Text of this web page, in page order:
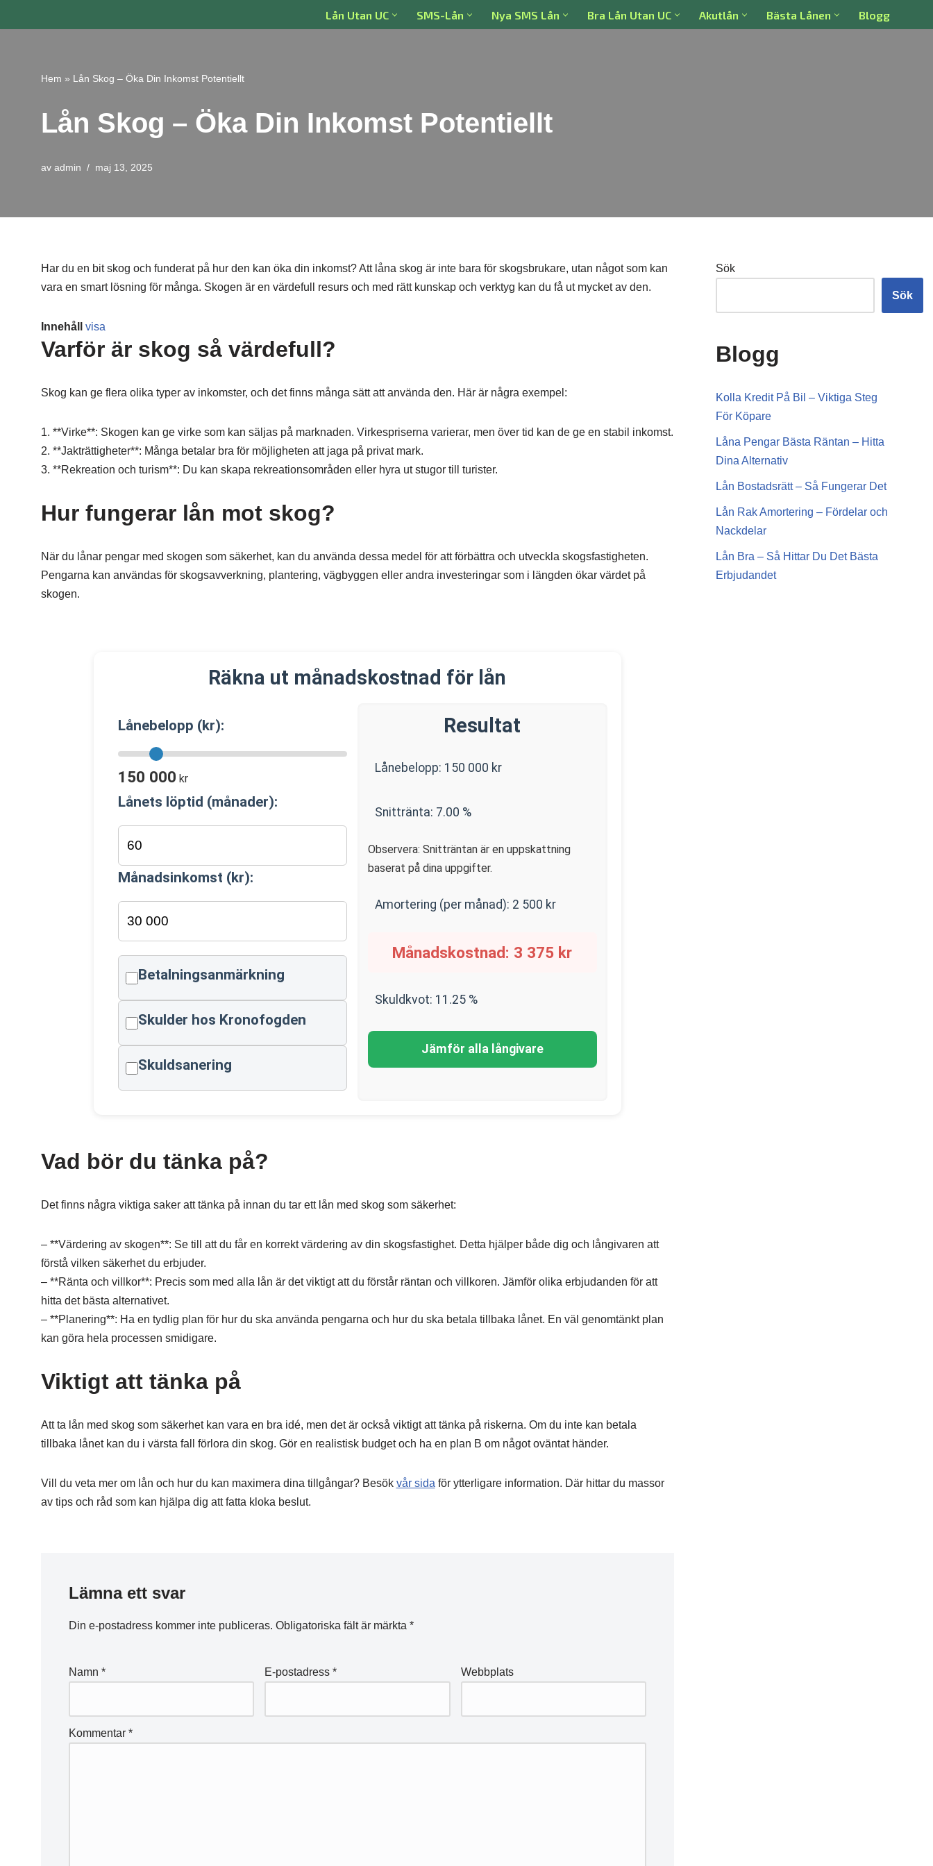
innehåll
Lån Utan UC SMS-Lån Nya SMS Lån Bra Lån Utan UC Akutlån Bästa Lånen Blogg
Hem » Lån Skog – Öka Din Inkomst Potentiellt
Lån Skog – Öka Din Inkomst Potentiellt
av admin maj 13, 2025
Har du en bit skog och funderat på hur den kan öka din inkomst? Att låna skog är inte bara för skogsbrukare, utan något som kan
vara en smart lösning för många. Skogen är en värdefull resurs och med rätt kunskap och verktyg kan du få ut mycket av den.
Innehåll visa
Varför är skog så värdefull?
Skog kan ge flera olika typer av inkomster, och det finns många sätt att använda den. Här är några exempel:
1. **Virke**: Skogen kan ge virke som kan säljas på marknaden. Virkespriserna varierar, men över tid kan de ge en stabil inkomst.
2. **Jakträttigheter**: Många betalar bra för möjligheten att jaga på privat mark.
3. **Rekreation och turism**: Du kan skapa rekreationsområden eller hyra ut stugor till turister.
Hur fungerar lån mot skog?
När du lånar pengar med skogen som säkerhet, kan du använda dessa medel för att förbättra och utveckla skogsfastigheten.
Pengarna kan användas för skogsavverkning, plantering, vägbyggen eller andra investeringar som i längden ökar värdet på
skogen.
Räkna ut månadskostnad för lån
Lånebelopp (kr):
150 000 kr
Lånets löptid (månader):
Månadsinkomst (kr):
Betalningsanmärkning
Skulder hos Kronofogden
Skuldsanering
Resultat
Lånebelopp: 150 000 kr
Snittränta: 7.00 %
Observera: Snitträntan är en uppskattning
baserat på dina uppgifter.
Amortering (per månad): 2 500 kr
Månadskostnad: 3 375 kr
Skuldkvot: 11.25%
Jämför alla långivare
Vad bör du tänka på?
Det finns några viktiga saker att tänka på innan du tar ett lån med skog som säkerhet:
– **Värdering av skogen**: Se till att du får en korrekt värdering av din skogsfastighet. Detta hjälper både dig och långivaren att
förstå vilken säkerhet du erbjuder.
– **Ränta och villkor**: Precis som med alla lån är det viktigt att du förstår räntan och villkoren. Jämför olika erbjudanden för att
hitta det bästa alternativet.
– **Planering**: Ha en tydlig plan för hur du ska använda pengarna och hur du ska betala tillbaka lånet. En väl genomtänkt plan
kan göra hela processen smidigare.
Viktigt att tänka på
Att ta lån med skog som säkerhet kan vara en bra idé, men det är också viktigt att tänka på riskerna. Om du inte kan betala
tillbaka lånet kan du i värsta fall förlora din skog. Gör en realistisk budget och ha en plan B om något oväntat händer.
Vill du veta mer om lån och hur du kan maximera dina tillgångar? Besök vår sida för ytterligare information. Där hittar du massor
av tips och råd som kan hjälpa dig att fatta kloka beslut.
Lämna ett svar
Din e-postadress kommer inte publiceras. Obligatoriska fält är märkta *
Namn * E-postadress* Webbplats
Kommentar *
Sök
Sök
Blogg
Kolla Kredit På Bil – Viktiga Steg
För Köpare
Låna Pengar Bästa Räntan – Hitta
Dina Alternativ
Lån Bostadsrätt – Så Fungerar Det
Lån Rak Amortering – Fördelar och
Nackdelar
Lån Bra – Så Hittar Du Det Bästa
Erbjudandet